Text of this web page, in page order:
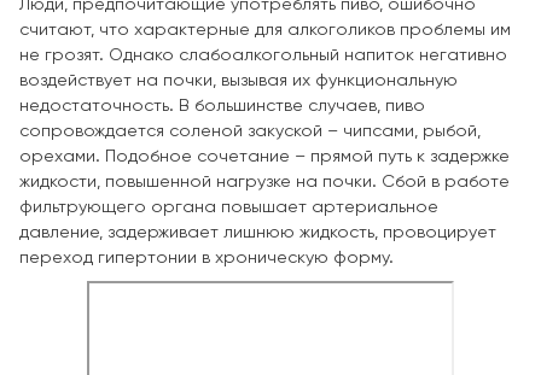
Люди, предпочитающие употреблять пиво, ошибочно
считают, что характерные для алкоголиков проблемы им
не грозят. Однако слабоалкогольный напиток негативно
воздействует на почки, вызывая их функциональную
недостаточность. В большинстве случаев, пиво
сопровождается соленой закуской – чипсами, рыбой,
орехами. Подобное сочетание – прямой путь к задержке
жидкости, повышенной нагрузке на почки. Сбой в работе
фильтрующего органа повышает артериальное
давление, задерживает лишнюю жидкость, провоцирует
переход гипертонии в хроническую форму.